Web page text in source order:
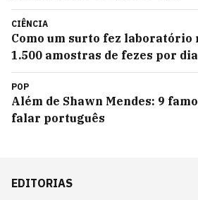
CIÊNCIA
Como um surto fez laboratório
1.500 amostras de fezes por dia
POP
Além de Shawn Mendes: 9
falar português
EDITORIAS